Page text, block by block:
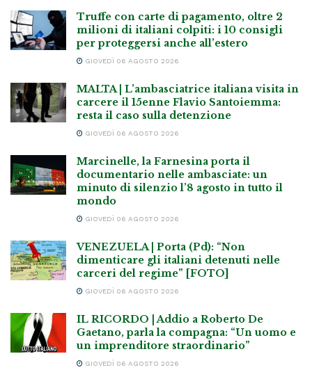
Truffe con carte di pagamento, oltre 2
milioni di italiani colpiti: i 10 consigli
per proteggersi anche all’estero
GIOVEDÌ 06 AGOSTO 2026
MALTA | L’ambasciatrice italiana visita in
carcere il 15enne Flavio Santoiemma:
resta il caso sulla detenzione
GIOVEDÌ 06 AGOSTO 2026
Marcinelle, la Farnesina porta il
documentario nelle ambasciate: un
minuto di silenzio l’8 agosto in tutto il
mondo
GIOVEDÌ 06 AGOSTO 2026
VENEZUELA | Porta (Pd): “Non
dimenticare gli italiani detenuti nelle
carceri del regime” [FOTO]
GIOVEDÌ 06 AGOSTO 2026
IL RICORDO | Addio a Roberto De
Gaetano, parla la compagna: “Un uomo e
un imprenditore straordinario”
GIOVEDÌ 06 AGOSTO 2026